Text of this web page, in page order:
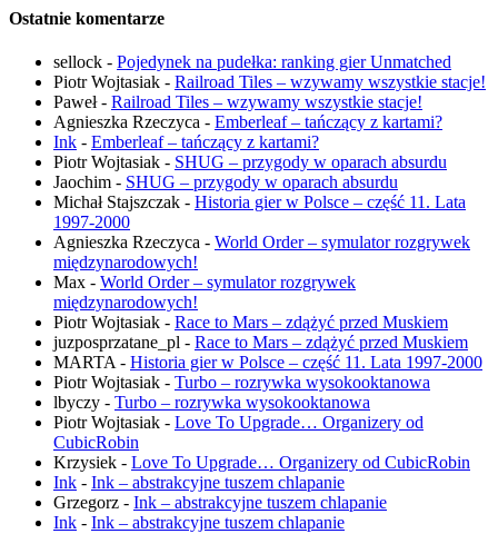
Ostatnie komentarze
sellock - Pojedynek na pudełka: ranking gier Unmatched
Piotr Wojtasiak - Railroad Tiles – wzywamy wszystkie stacje!
Paweł- Railroad Tiles – wzywamy wszystkie stacje!
Agnieszka Rzeczyca - Emberleaf – tańczący z kartami?
Ink - Emberleaf – tańczący z kartami?
Piotr Wojtasiak - SHUG – przygody w oparach absurdu
Jaochim - SHUG – przygody w oparach absurdu
Michał Stajszczak - Historia gier w Polsce – część 11. Lata
1997-2000
Agnieszka Rzeczyca - World Order – symulator rozgrywek
międzynarodowych!
Max - World Order – symulator rozgrywek
międzynarodowych!
Piotr Wojtasiak - Race to Mars – zdążyć przed Muskiem
juzposprzatane_pl - Race to Mars – zdążyć przed Muskiem
MARTA - Historia gier w Polsce – część 11. Lata 1997-2000
Piotr Wojtasiak - Turbo – rozrywka wysokooktanowa
lbyczy - Turbo – rozrywka wysokooktanowa
Piotr Wojtasiak - Love To Upgrade… Organizery od
CubicRobin
Krzysiek - Love To Upgrade… Organizery od CubicRobin
Ink - Ink – abstrakcyjne tuszem chlapanie
Grzegorz - Ink – abstrakcyjne tuszem chlapanie
Ink - Ink – abstrakcyjne tuszem chlapanie